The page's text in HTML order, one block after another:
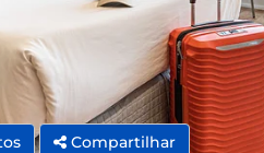
Compartilhar